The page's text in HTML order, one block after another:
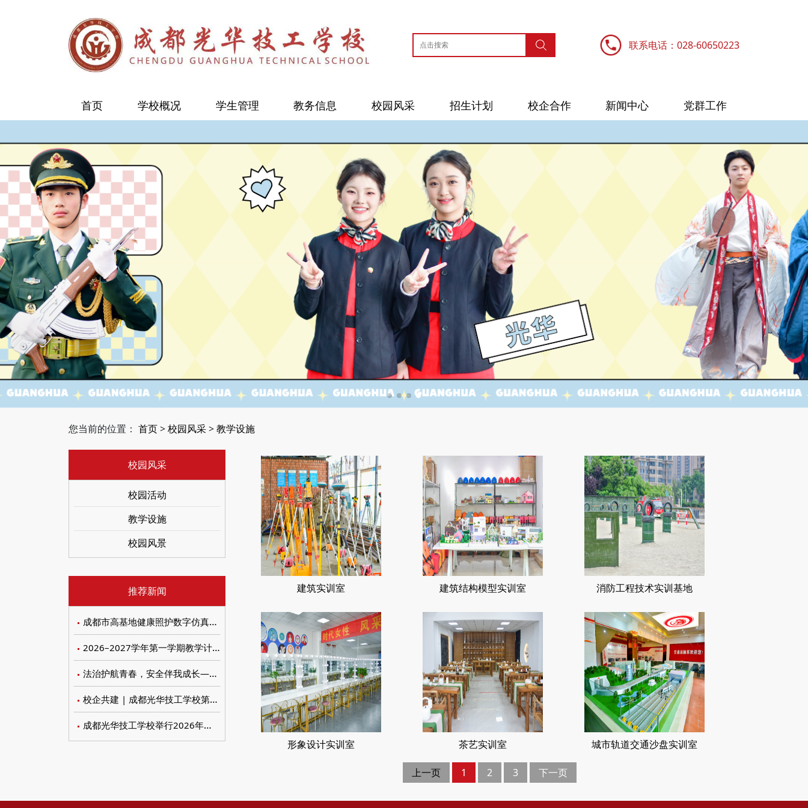
联系电话：028-60650223
首页 学校概况 学生管理 教务信息 校园风采 招生计划 校企合作 新闻中心 党群工作
您当前的位置： 首页>校园风采>教学设施
校园风采
校园活动
教学设施
校园风景
推荐新闻
成都市高基地健康照护数字仿真实训设备招标比价文件
2026–2027学年第一学期教学计划与教材遴选审定会议
法治护航青春，安全伴我成长——我校开展未成年人保护与禁毒防艾系列宣传教育活动
校企共建 | 成都光华技工学校第七届工匠节暨校企合作委员会顺利召开
成都光华技工学校举行2026年新团员入团仪式
建筑实训室 建筑结构模型实训室 消防工程技术实训基地
形象设计实训室 茶艺实训室 城市轨道交通沙盘实训室
上一页 1 2 3 下一页